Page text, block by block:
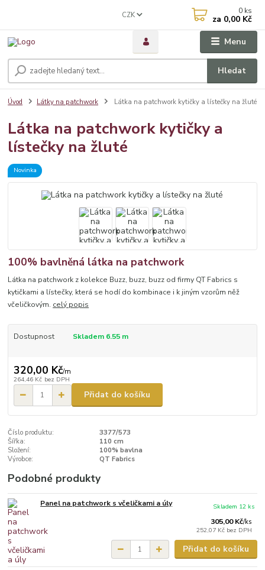
Menu
CZK
Hledat
0 ks
za 0,00 Kč
Úvod Látky na patchwork Látka na patchwork kytičky a lístečky na žluté
Látka na patchwork kytičky a
lístečky na žluté
Novinka
100% bavlněná látka na patchwork
Látka na patchwork z kolekce Buzz, buzz, buzz od firmy QT Fabrics s
kytičkami a lístečky, která se hodí do kombinace i k jiným vzorům něž
včeličkovým. celý popis
Dostupnost Skladem 6.55 m
320,00 Kč/m
264,46 Kč bez DPH
Přidat do košíku
Číslo produktu:
3377/573
Šířka:
110 cm
Složení:
100% bavlna
Výrobce:
QT Fabrics
Podobné produkty
Panel na patchwork s včeličkami a úly
305,00 Kč/ks
252,07 Kč bez DPH
Skladem 12 ks
Přidat do košíku